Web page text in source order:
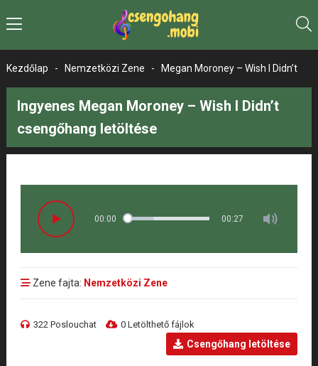
Kezdőlap - Nemzetközi Zene - Megan Moroney – Wish I Didn’t
Ingyenes Megan Moroney – Wish I Didn’t
csengőhang letöltése
00:00 00:27
Zene fajta: Nemzetközi Zene
322 Poslouchat 0 Letölthető fájlok
Csengőhang letöltése